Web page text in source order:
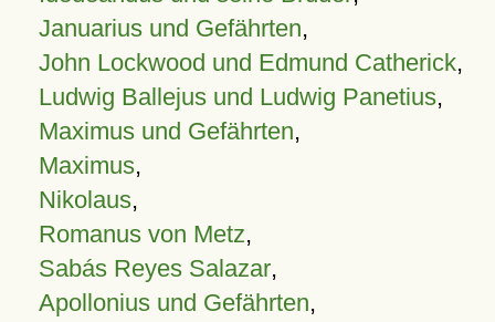
Januarius und Gefährten,
John Lockwood und Edmund Catherick,
Ludwig Ballejus und Ludwig Panetius,
Maximus und Gefährten,
Maximus,
Nikolaus,
Romanus von Metz,
Sabás Reyes Salazar,
Apollonius und Gefährten,